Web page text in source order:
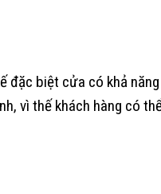
biệt cửa có khả năng
vì thế khách hàng có